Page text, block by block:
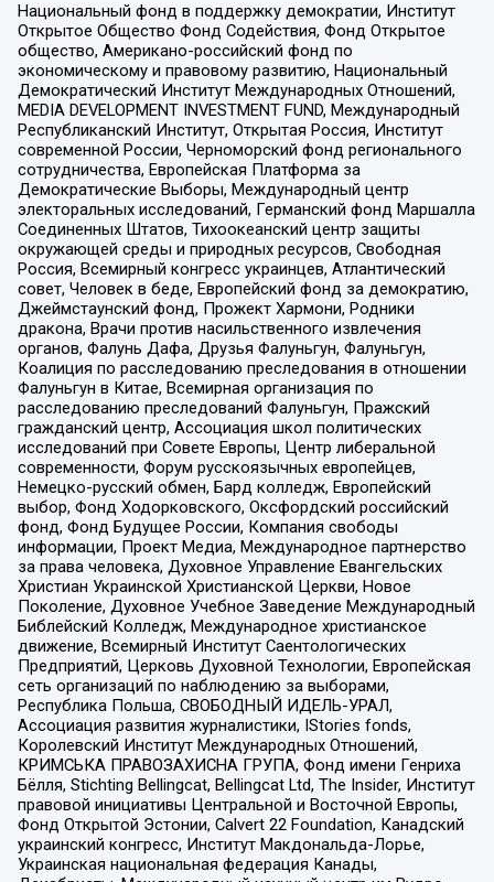
Национальный фонд в поддержку демократии, Институт
Открытое Общество Фонд Содействия, Фонд Открытое
общество, Американо-российский фонд по
экономическому и правовому развитию, Национальный
Демократический Институт Международных Отношений,
MEDIA DEVELOPMENT INVESTMENT FUND, Международный
Республиканский Институт, Открытая Россия, Институт
современной России, Черноморский фонд регионального
сотрудничества, Европейская Платформа за
Демократические Выборы, Международный центр
электоральных исследований, Германский фонд Маршалла
Соединенных Штатов, Тихоокеанский центр защиты
окружающей среды и природных ресурсов, Свободная
Россия, Всемирный конгресс украинцев, Атлантический
совет, Человек в беде, Европейский фонд за демократию,
Джеймстаунский фонд, Прожект Хармони, Родники
дракона, Врачи против насильственного извлечения
органов, Фалунь Дафа, Друзья Фалуньгун, Фалуньгун,
Коалиция по расследованию преследования в отношении
Фалуньгун в Китае, Всемирная организация по
расследованию преследований Фалуньгун, Пражский
гражданский центр, Ассоциация школ политических
исследований при Совете Европы, Центр либеральной
современности, Форум русскоязычных европейцев,
Немецко-русский обмен, Бард колледж, Европейский
выбор, Фонд Ходорковского, Оксфордский российский
фонд, Фонд Будущее России, Компания свободы
информации, Проект Медиа, Международное партнерство
за права человека, Духовное Управление Евангельских
Христиан Украинской Христианской Церкви, Новое
Поколение, Духовное Учебное Заведение Международный
Библейский Колледж, Международное христианское
движение, Всемирный Институт Саентологических
Предприятий, Церковь Духовной Технологии, Европейская
сеть организаций по наблюдению за выборами,
Республика Польша, СВОБОДНЫЙ ИДЕЛЬ-УРАЛ,
Ассоциация развития журналистики, IStories fonds,
Королевский Институт Международных Отношений,
КРИМСЬКА ПРАВОЗАХИСНА ГРУПА, Фонд имени Генриха
Бёлля, Stichting Bellingcat, Bellingcat Ltd, The Insider, Институт
правовой инициативы Центральной и Восточной Европы,
Фонд Открытой Эстонии, Calvert 22 Foundation, Канадский
украинский конгресс, Институт Макдональда-Лорье,
Украинская национальная федерация Канады,